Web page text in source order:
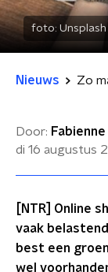
foto: Unsplash
Nieuws Zo
Door:
di 16 augustus
[NTR] Online
vaak
best een
wel